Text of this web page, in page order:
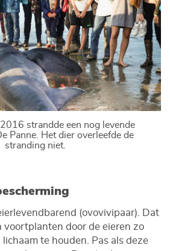
strandde een nog levende
Panne. Het dier overleefde de
stranding niet.
(ovovivipaar). Dat
voortplanten door de eieren zo
te houden. Pas als deze